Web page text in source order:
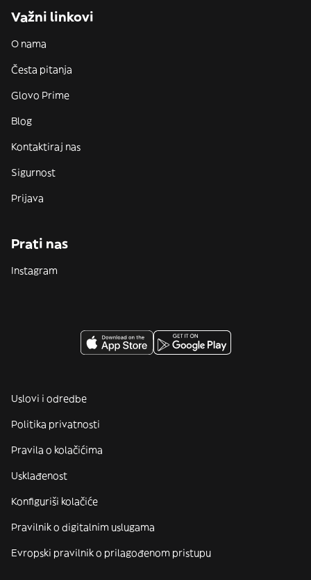
Važni linkovi
O nama
Česta pitanja
Glovo Prime
Blog
Kontaktiraj nas
Sigurnost
Prijava
Prati nas
Instagram
Uslovi i odredbe
Politika privatnosti
Pravila o kolačićima
Usklađenost
Konfiguriši kolačiće
Pravilnik o digitalnim uslugama
Evropski pravilnik o prilagođenom pristupu